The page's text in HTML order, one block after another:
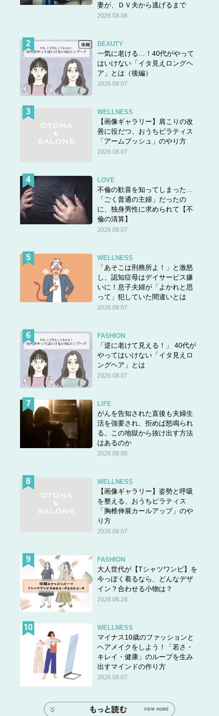
妻が、ＤＶ夫から逃げるまで
2026.08.08
BEAUTY
一気に老ける…！40代がやって
はいけない「イタ見えロングヘ
ア」とは（後編）
2026.08.07
WELLNESS
【画像ギャラリー】肩こりの改
善に役だつ、おうちピラティス
「アームプッシュ」のやり方
2026.08.07
LOVE
不倫の歓喜を知ってしまった…
「ごく普通の主婦」だったの
に、独身男性に求められて【不
倫の清算】
2026.08.07
WELLNESS
「あそこは刑務所よ！」と激怒
し、認知症母はデイサービス嫌
いに！息子夫婦が「よかれと思
って」犯していた間違いとは
2026.08.07
FASHION
「逆に老けて見える！」 40代が
やってはいけない「イタ見えロ
ングヘア」とは
2026.08.07
LIFE
がんを告知された直後も夫婦生
活を強要され、拒めば怒鳴られ
る。この地獄から抜け出す方法
はあるのか
2026.08.08
WELLNESS
【画像ギャラリー】姿勢と呼吸
を整える、おうちピラティス
「胸椎伸展カールアップ」のや
り方
2026.08.07
FASHION
大人世代が【Tシャツワンピ】を
今っぽく着るなら、どんなデザ
イン？合わせる小物は？
2026.06.28
WELLNESS
マイナス10歳のファッションと
ヘアメイクをしよう！「若さ・
キレイ・健康」のループを生み
出すマインドの作り方
2026.08.07